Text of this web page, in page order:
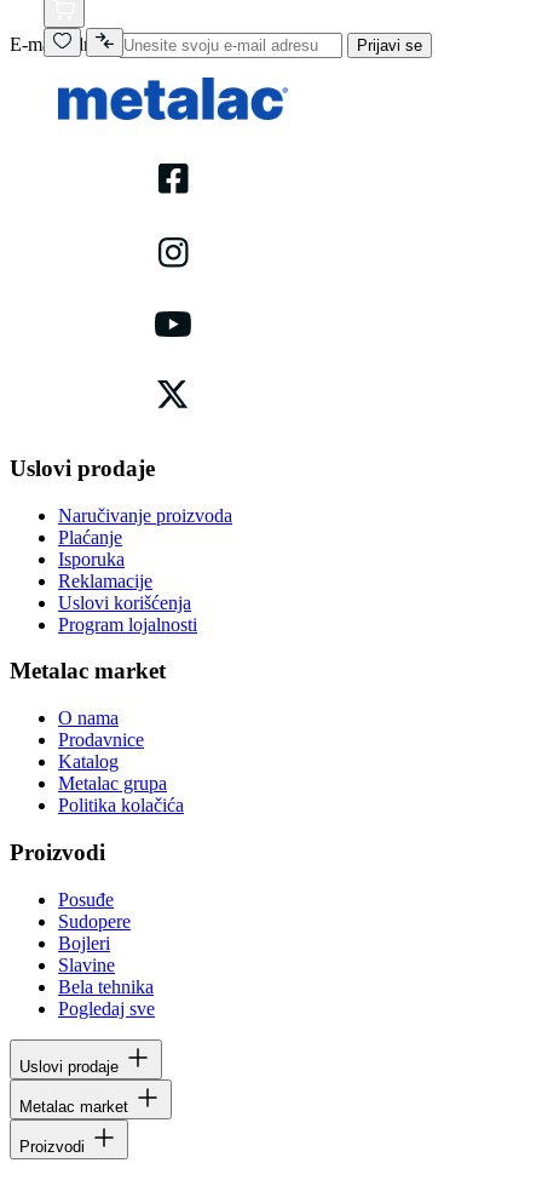
E-mail adresa Prijavi se
Uslovi prodaje
Naručivanje proizvoda
Plaćanje
Isporuka
Reklamacije
Uslovi korišćenja
Program lojalnosti
Metalac market
O nama
Prodavnice
Katalog
Metalac grupa
Politika kolačića
Proizvodi
Posuđe
Sudopere
Bojleri
Slavine
Bela tehnika
Pogledaj sve
Uslovi prodaje
Metalac market
Proizvodi